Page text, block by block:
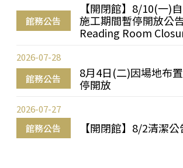
館務公告
【開閉館】8/10(一)
施工期間暫停開放公
Reading Room
館務公告
8月4日(二)因場地布
停開放
2026-07-28
館務公告 【開閉館】8/2清潔公
2026-07-27